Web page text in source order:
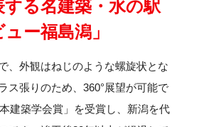
する名建築・水の駅
ュー福島潟」
、外観はねじのような螺旋状とな
ス張りのため、360°展望が可能で
建築学会賞」を受賞し、新潟を代